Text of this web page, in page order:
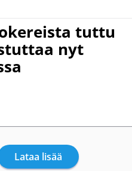
tuttu
nyt
Lataa lisää